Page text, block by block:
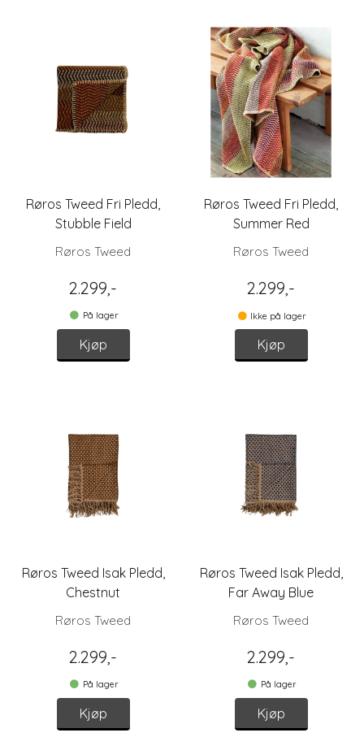
Røros Tweed Fri Pledd,
Stubble Field
Røros Tweed
2.299,-
På lager
Kjøp
Røros Tweed Fri Pledd,
Summer Red
Røros Tweed
2.299,-
Ikke på lager
Kjøp
Røros Tweed Isak Pledd,
Chestnut
Røros Tweed
2.299,-
På lager
Kjøp
Røros Tweed Isak Pledd,
Far Away Blue
Røros Tweed
2.299,-
På lager
Kjøp